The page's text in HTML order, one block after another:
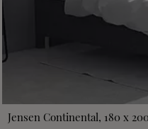
Jensen Continental, 180 x